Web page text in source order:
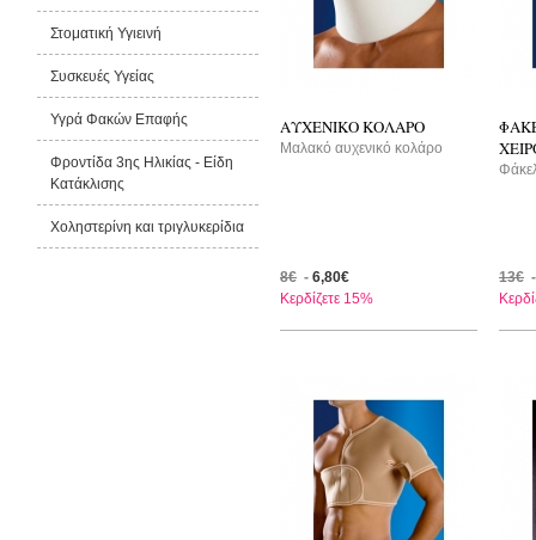
ΑΥΧΕΝΙΚΟ ΚΟΛΑΡΟ
Μαλακό αυχενικό κολάρο
8€ - 6,80€
Κερδίζετε 15%
13€
Στοματική Υγιεινή
Συσκευές Υγείας
Υγρά Φακών Επαφής
Φροντίδα 3ης Ηλικίας - Είδη
Κατάκλισης
Χοληστερίνη και τριγλυκερίδια